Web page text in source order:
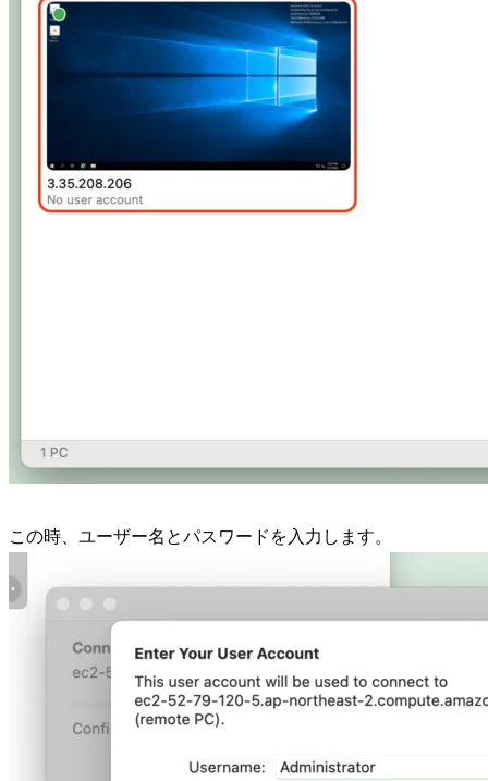
この時、ユーザー名とパスワードを入力します。